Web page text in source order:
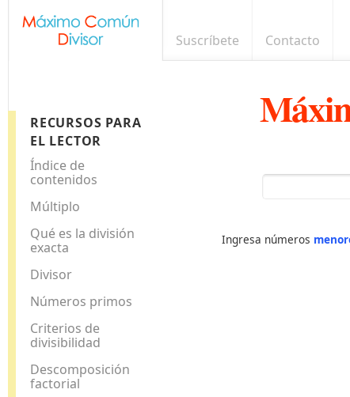
Suscríbete Contacto
RECURSOS PARA
EL LECTOR
Índice de
contenidos
Múltiplo
Qué es la división
exacta
Divisor
Números primos
Criterios de
divisibilidad
Descomposición
factorial
Ingresa números